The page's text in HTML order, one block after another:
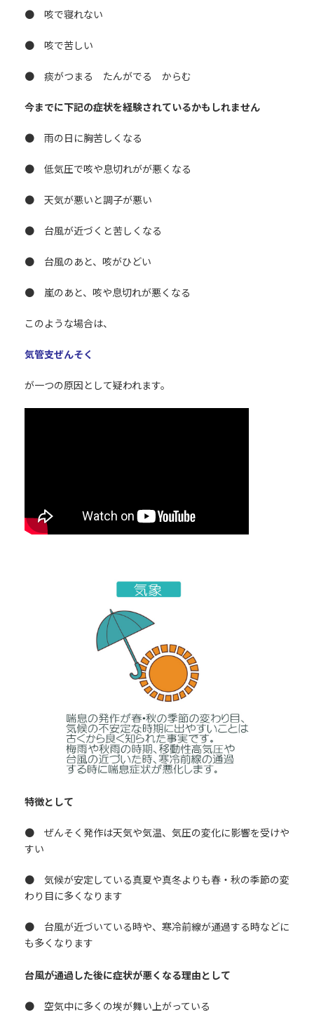
● 咳で寝れない
● 咳で苦しい
● 痰がつまる たんがでる からむ
今までに下記の症状を経験されているかもしれません
● 雨の日に胸苦しくなる
● 低気圧で咳や息切れがが悪くなる
● 天気が悪いと調子が悪い
● 台風が近づくと苦しくなる
● 台風のあと、咳がひどい
● 嵐のあと、咳や息切れが悪くなる
このような場合は、
気管支ぜんそく
が一つの原因として疑われます。
特徴として
● ぜんそく発作は天気や気温、気圧の変化に影響を受けや
すい
● 気候が安定している真夏や真冬よりも春・秋の季節の変
わり目に多くなります
● 台風が近づいている時や、寒冷前線が通過する時などに
も多くなります
台風が通過した後に症状が悪くなる理由として
● 空気中に多くの埃が舞い上がっている